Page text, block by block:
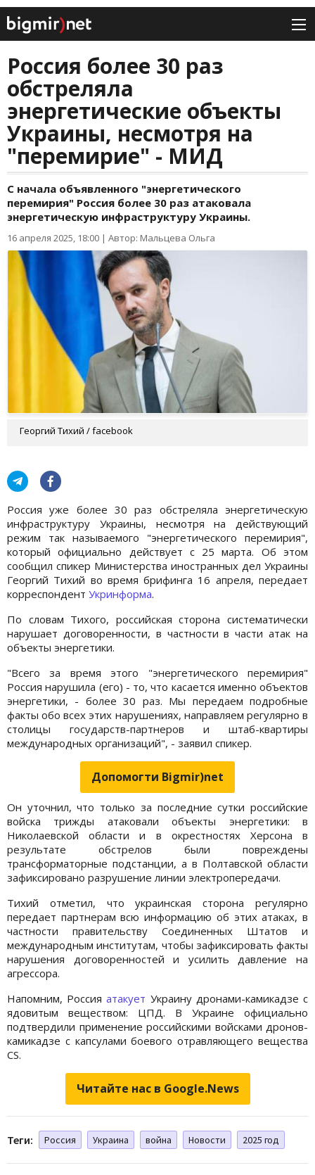
Россия более 30 раз
обстреляла
энергетические объекты
Украины, несмотря на
"перемирие" - МИД
С начала объявленного "энергетического
перемирия" Россия более 30 раз атаковала
энергетическую инфраструктуру Украины.
16 апреля 2025, 18:00 | Автор: Мальцева Ольга
Георгий Тихий / facebook
Россия уже более 30 раз обстреляла энергетическую
инфраструктуру Украины, несмотря на действующий
режим так называемого "энергетического перемирия",
который официально действует с 25 марта. Об этом
сообщил спикер Министерства иностранных дел Украины
Георгий Тихий во время брифинга 16 апреля, передает
корреспондент Укринформа.
По словам Тихого, российская сторона систематически
нарушает договоренности, в частности в части атак на
объекты энергетики.
"Всего за время этого "энергетического перемирия"
Россия нарушила (его) - то, что касается именно объектов
энергетики, - более 30 раз. Мы передаем подробные
факты обо всех этих нарушениях, направляем регулярно в
столицы государств-партнеров и штаб-квартиры
международных организаций", - заявил спикер.
Допомогти Bigmir)net
Он уточнил, что только за последние сутки российские
войска трижды атаковали объекты энергетики: в
Николаевской области и в окрестностях Херсона в
результате обстрелов были повреждены
трансформаторные подстанции, а в Полтавской области
зафиксировано разрушение линии электропередачи.
Тихий отметил, что украинская сторона регулярно
передает партнерам всю информацию об этих атаках, в
частности правительству Соединенных Штатов и
международным институтам, чтобы зафиксировать факты
нарушения договоренностей и усилить давление на
агрессора.
Напомним, Россияатакует Украину дронами-камикадзе с
ядовитым веществом: ЦПД. В Украине официально
подтвердили применение российскими войсками дронов-
камикадзе с капсулами боевого отравляющего вещества
CS.
Читайте нас в Google.News
Теги: Россия Украина война Новости 2025 год